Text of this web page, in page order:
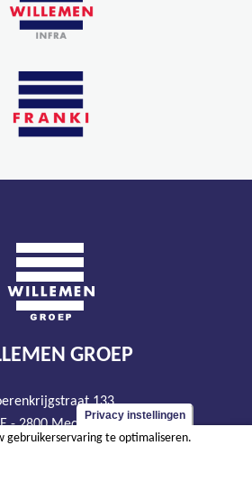
GROEP
133
- 2800 Mechelen
tel +32 15 569 965
Privacy instellingen
gebruikerservaring te optimaliseren.